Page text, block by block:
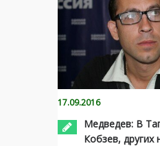
17.09.2016
Медведев: В
Кобзев, других